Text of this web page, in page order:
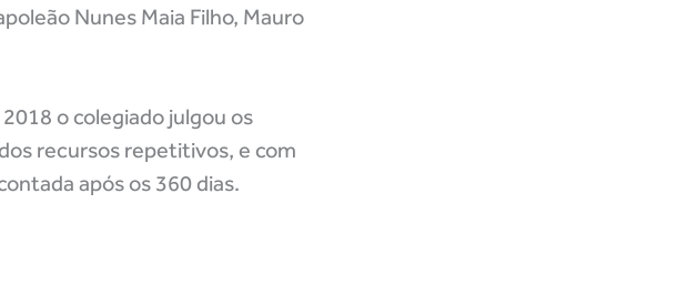
Nunes Maia Filho, Mauro
o colegiado julgou os
recursos repetitivos, e com
após os 360 dias.